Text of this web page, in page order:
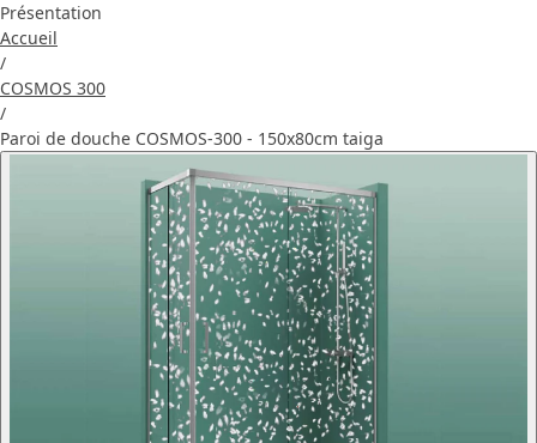
Présentation
Accueil
/
COSMOS 300
/
Paroi de douche COSMOS-300 - 150x80cm taiga